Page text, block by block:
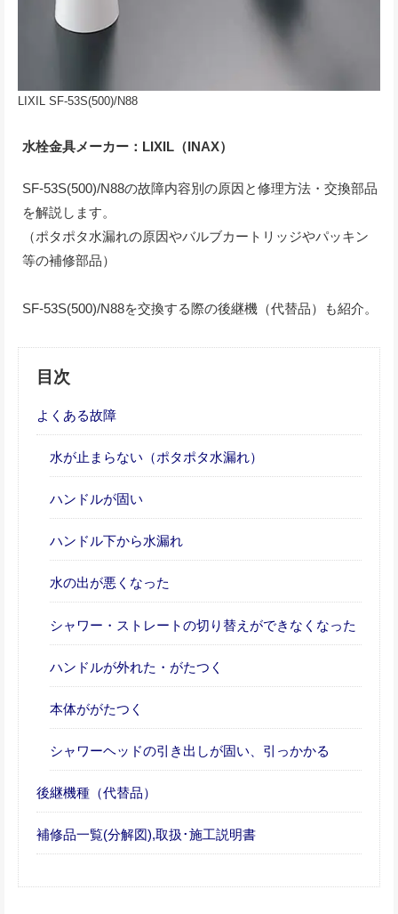
LIXIL SF-53S(500)/N88
水栓金具メーカー：LIXIL（INAX）
SF-53S(500)/N88の故障内容別の原因と修理方法・交換部品
を解説します。
（ポタポタ水漏れの原因やバルブカートリッジやパッキン
等の補修部品）
SF-53S(500)/N88を交換する際の後継機（代替品）も紹介。
目次
よくある故障
水が止まらない（ポタポタ水漏れ）
ハンドルが固い
ハンドル下から水漏れ
水の出が悪くなった
シャワー・ストレートの切り替えができなくなった
ハンドルが外れた・がたつく
本体ががたつく
シャワーヘッドの引き出しが固い、引っかかる
後継機種（代替品）
補修品一覧(分解図),取扱･施工説明書